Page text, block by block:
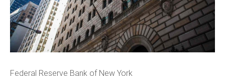
Federal Reserve Bank of New York